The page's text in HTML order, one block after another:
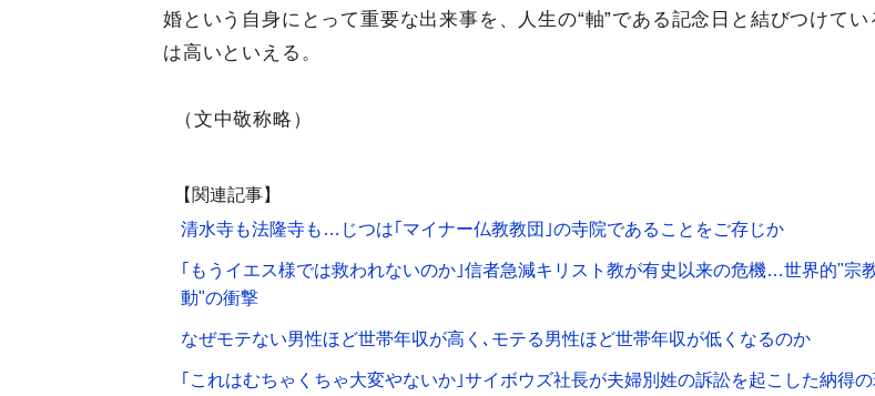
婚という自身にとって重要な出来事を、人生の“軸”である記念日と結びつけてい
は高いといえる。
（文中敬称略）
【関連記事】
清水寺も法隆寺も…じつは｢マイナー仏教教団｣の寺院であることをご存じか
｢もうイエス様では救われないのか｣信者急減キリスト教が有史以来の危機…世界的"宗
動"の衝撃
なぜモテない男性ほど世帯年収が高く､モテる男性ほど世帯年収が低くなるのか
｢これはむちゃくちゃ大変やないか｣サイボウズ社長が夫婦別姓の訴訟を起こした納得